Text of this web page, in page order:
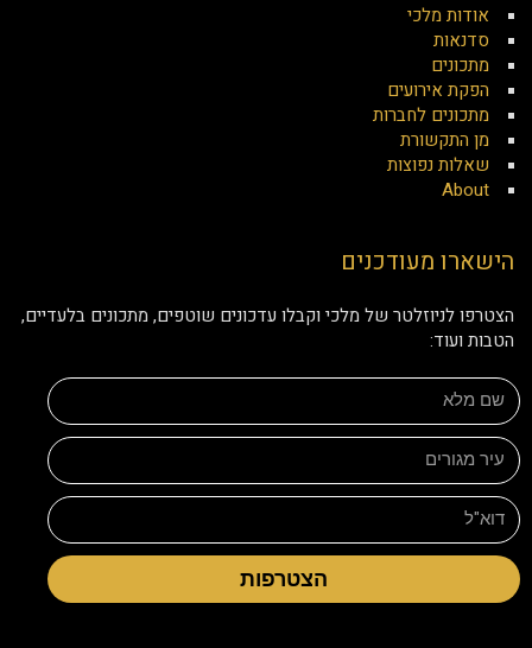
אודות מלכי
סדנאות
מתכונים
הפקת אירועים
מתכונים לחברות
מן התקשורת
שאלות נפוצות
About
הישארו מעודכנים
הצטרפו לניוזלטר של מלכי וקבלו עדכונים שוטפים, מתכונים בלעדיים,
הטבות ועוד:
הצטרפות